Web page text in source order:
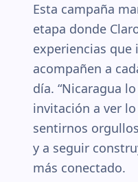
Esta campaña
etapa donde
experiencias que
acompañen a
día. “Nicaragua
invitación a ver
sentirnos
y a seguir
más conectado.